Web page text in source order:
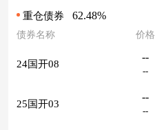
重仓债券 62.48%
债券名称
价格
24国开08
--
--
25国开03
--
--